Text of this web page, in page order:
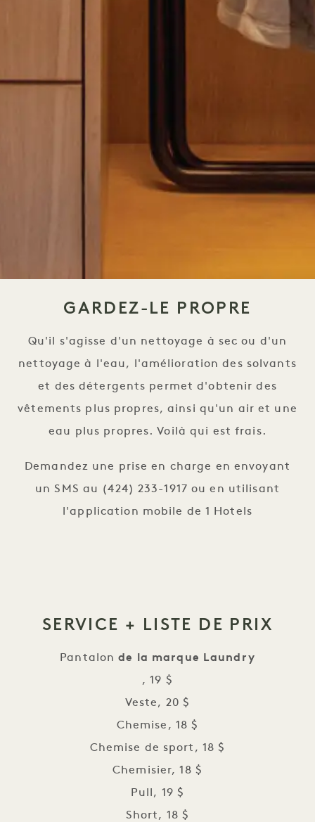
GARDEZ-LE PROPRE
Qu'il s'agisse d'un nettoyage à sec ou d'un
nettoyage à l'eau, l'amélioration des solvants
et des détergents permet d'obtenir des
vêtements plus propres, ainsi qu'un air et une
eau plus propres. Voilà qui est frais.
Demandez une prise en charge en envoyant
un SMS au (424) 233-1917 ou en utilisant
l'application mobile de 1 Hotels
SERVICE + LISTE DE PRIX
Pantalonde la marque Laundry
, 19 $
Veste, 20 $
Chemise, 18 $
Chemise de sport, 18 $
Chemisier, 18 $
Pull, 19 $
Short, 18 $